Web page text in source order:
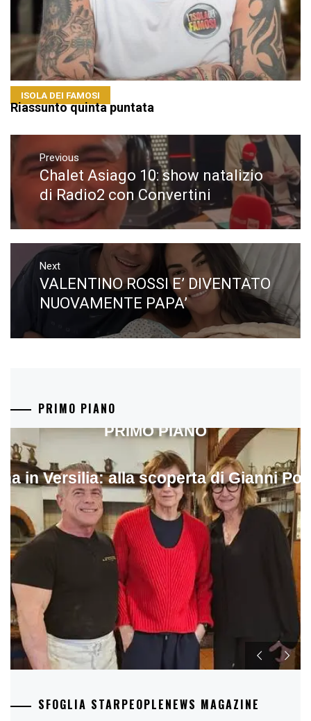
ISOLA DEI FAMOSI
Riassunto quinta puntata
Navigazione
articoli
Previous
Previous
post:
Chalet Asiago 10: show natalizio
di Radio2 con Convertini
Next
Next
post:
VALENTINO ROSSI E’ DIVENTATO
NUOVAMENTE PAPA’
PRIMO PIANO
in Versilia: alla scoperta di Gianni
PRIMO PIANO
SFOGLIA STARPEOPLENEWS MAGAZINE